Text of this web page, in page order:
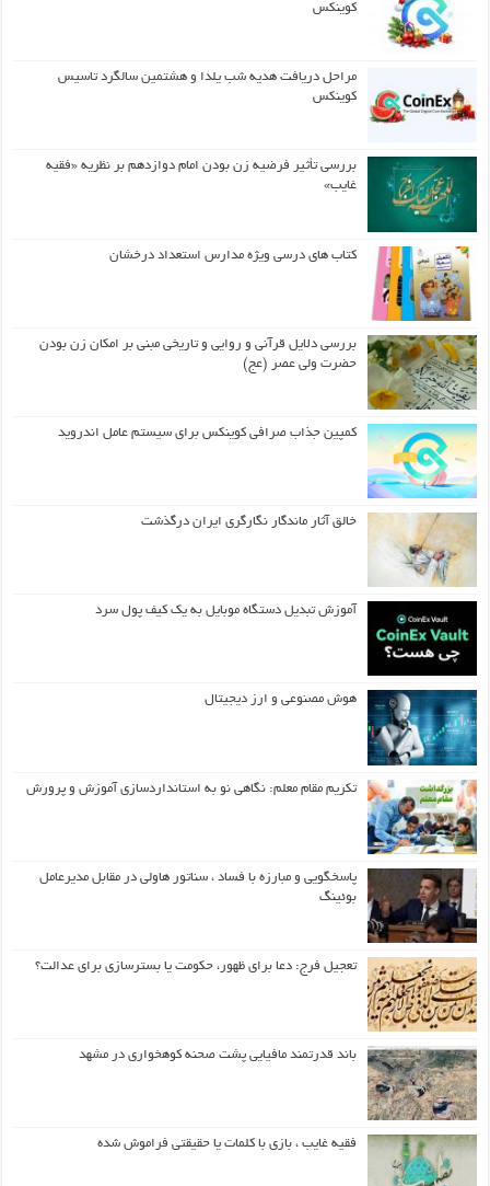
کوینکس
مراحل دریافت هدیه شب یلدا و هشتمین سالگرد تاسیس
کوینکس
بررسی تأثیر فرضیه زن بودن امام دوازدهم بر نظریه «فقیه
غایب»
کتاب های درسی ویژه مدارس استعداد درخشان
بررسی دلایل قرآنی و روایی و تاریخی مبنی بر امکان زن بودن
حضرت ولی عصر (عج)
کمپین جذاب صرافی کوینکس برای سیستم عامل اندروید
خالق آثار ماندگار نگارگری ایران درگذشت
آموزش تبدیل دستگاه موبایل به یک کیف‌ پول سرد
هوش مصنوعی و ارز دیجیتال
تکریم مقام معلم: نگاهی نو به استانداردسازی آموزش و پرورش
پاسخگویی و مبارزه با فساد ، سناتور هاولی در مقابل مدیرعامل
بوئینگ
تعجیل فرج: دعا برای ظهور، حکومت یا بسترسازی برای عدالت؟
باند قدرتمند مافیایی پشت صحنه کوهخواری در مشهد
فقیه غایب ، بازی با کلمات یا حقیقتی فراموش شده